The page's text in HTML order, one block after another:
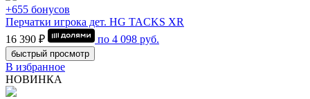
+655 бонусов
Перчатки игрока дет. HG TACKS XR
16 390 ₽
по 4 098 руб.
быстрый просмотр
В избранное
НОВИНКА